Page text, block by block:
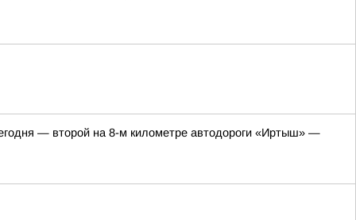
— второй на 8-м километре автодороги «Иртыш» —